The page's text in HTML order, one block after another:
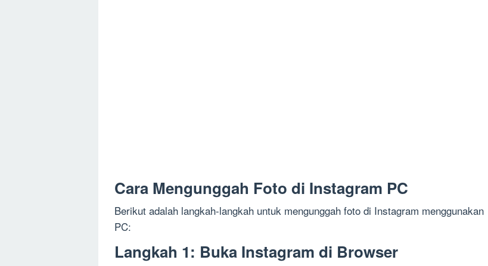
Cara Mengunggah Foto di Instagram PC
Berikut adalah langkah-langkah untuk mengunggah foto di Instagram menggunakan
PC:
Langkah 1: Buka Instagram di Browser